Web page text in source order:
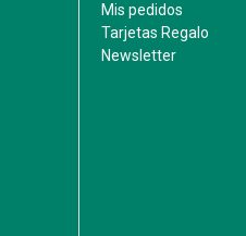
Mis pedidos
Tarjetas Regalo
Newsletter